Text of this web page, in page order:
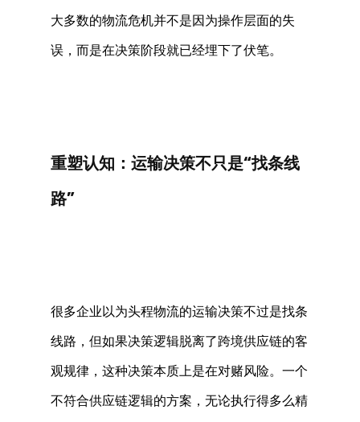
大多数的物流危机并不是因为操作层面的失
误，而是在决策阶段就已经埋下了伏笔。
重塑认知：运输决策不只是“找条线
路”
很多企业以为头程物流的运输决策不过是找条
线路，但如果决策逻辑脱离了跨境供应链的客
观规律，这种决策本质上是在对赌风险。一个
不符合供应链逻辑的方案，无论执行得多么精